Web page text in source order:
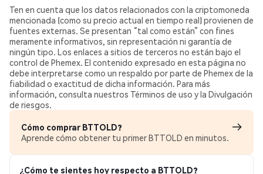
Ten en cuenta que los datos relacionados con la criptomoneda
mencionada (como su precio actual en tiempo real) provienen de
fuentes externas. Se presentan “tal como están” con fines
meramente informativos, sin representación ni garantía de
ningún tipo. Los enlaces a sitios de terceros no están bajo el
control de Phemex. El contenido expresado en esta página no
debe interpretarse como un respaldo por parte de Phemex de la
fiabilidad o exactitud de dicha información. Para más
información, consulta nuestros Términos de uso y la Divulgación
de riesgos.
Cómo comprar BTTOLD?
Aprende cómo obtener tu primer BTTOLD en minutos.
¿Cómo te sientes hoy respecto a BTTOLD?